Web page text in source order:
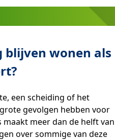
blijven wonen als
een scheiding of het
gevolgen hebben voor
meer dan de helft van
over sommige van deze